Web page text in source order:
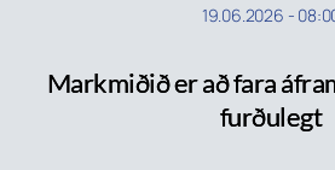
19.06.2026 -
Markmiðið er að fara
furðulegt